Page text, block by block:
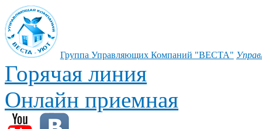
Группа Управляющих Компаний "ВЕСТА"
Горячая линия
Онлайн приемная